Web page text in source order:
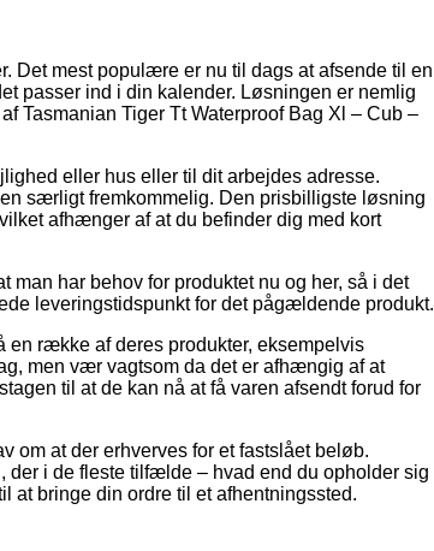
Det mest populære er nu til dags at afsende til en
passer ind i din kalender. Løsningen er nemlig
Tasmanian Tiger Tt Waterproof Bag Xl – Cub –
eller hus eller til dit arbejdes adresse.
særligt fremkommelig. Den prisbilligste løsning
afhænger af at du befinder dig med kort
har behov for produktet nu og her, så i det
leveringstidspunkt for det pågældende produkt.
række af deres produkter, eksempelvis
men vær vagtsom da det er afhængig af at
til at de kan nå at få varen afsendt forud for
om at der erhverves for et fastslået beløb.
der i de fleste tilfælde – hvad end du opholder sig
at bringe din ordre til et afhentningssted.